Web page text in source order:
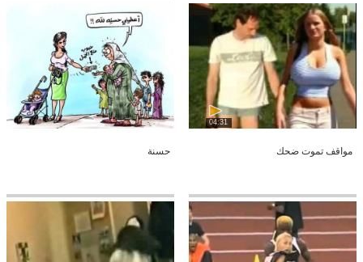
04:31
مواقف تموت ضحك حسنة